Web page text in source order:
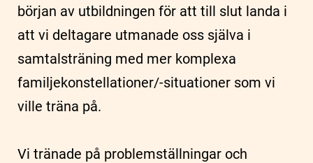
början av utbildningen för att till slut landa i
att vi deltagare utmanade oss själva i
samtalsträning med mer komplexa
familjekonstellationer/-situationer som vi
ville träna på.
Vi tränade på problemställningar och